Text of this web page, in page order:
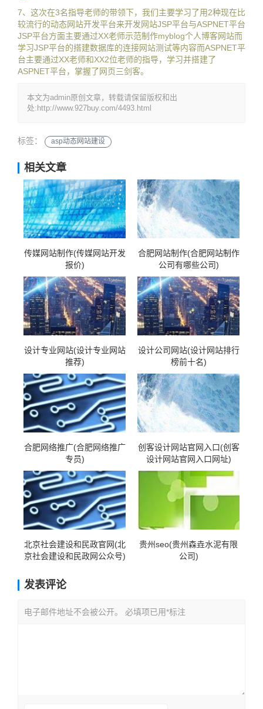
7、这次在3名指导老师的带领下，我们主要学习了用2种现在比
较流行的动态网站开发平台来开发网站JSP平台与ASPNET平台
JSP平台方面主要通过XX老师示范制作myblog个人博客网站而
学习JSP平台的搭建数据库的连接网站测试等内容而ASPNET平
台主要通过XX老师和XX2位老师的指导，学习并搭建了
ASPNET平台，掌握了网页三剑客。
本文为admin原创文章，转载请保留版权和出
处:http://www.927buy.com/4493.html
标签： asp动态网站建设
相关文章
传媒网站制作(传媒网站开发
报价)
合肥网站制作(合肥网站制作
公司有哪些公司)
设计专业网站(设计专业网站
推荐)
设计公司网站(设计网站排行
榜前十名)
合肥网络推广(合肥网络推广
专员)
创客设计网站官网入口(创客
设计网站官网入口网址)
北京社会建设和民政官网(北
京社会建设和民政网公众号)
贵州seo(贵州森垚水泥有限
公司)
发表评论
电子邮件地址不会被公开。 必填项已用*标注